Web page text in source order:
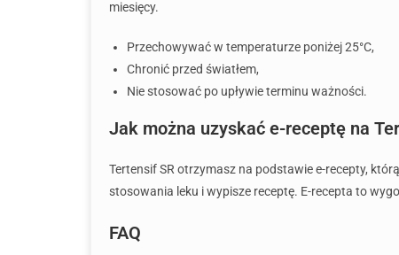
miesięcy.
Przechowywać w temperaturze poniżej 25°C,
Chronić przed światłem,
Nie stosować po upływie terminu ważności.
Jak można uzyskać e-receptę na
Tertensif SR otrzymasz na podstawie e-recepty,
stosowania leku i wypisze receptę. E-recepta to
FAQ